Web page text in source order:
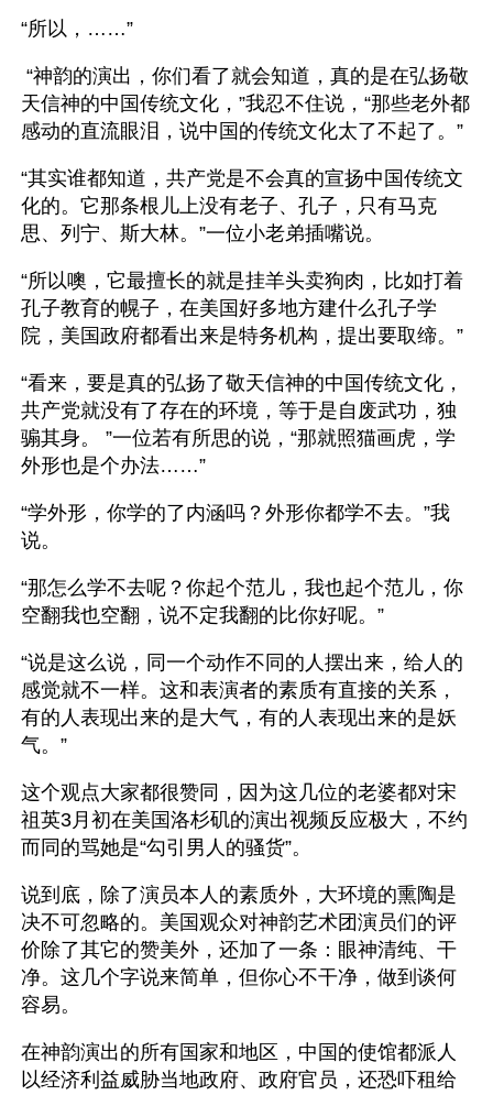
“所以，……”
天信神的中国传统文化，”我忍不住说，“那些老外都
感动的直流眼泪，说中国的传统文化太了不起了。”
“其实谁都知道，共产党是不会真的宣扬中国传统文
化的。它那条根儿上没有老子、孔子，只有马克
思、列宁、斯大林。”一位小老弟插嘴说。
“所以噢，它最擅长的就是挂羊头卖狗肉，比如打着
孔子教育的幌子，在美国好多地方建什么孔子学
院，美国政府都看出来是特务机构，提出要取缔。”
“看来，要是真的弘扬了敬天信神的中国传统文化，
共产党就没有了存在的环境，等于是自废武功，独
骟其身。 ”一位若有所思的说，“那就照猫画虎，学
外形也是个办法……”
“学外形，你学的了内涵吗？外形你都学不去。”我
说。
“那怎么学不去呢？你起个范儿，我也起个范儿，你
空翻我也空翻，说不定我翻的比你好呢。”
“说是这么说，同一个动作不同的人摆出来，给人的
感觉就不一样。这和表演者的素质有直接的关系，
有的人表现出来的是大气，有的人表现出来的是妖
气。”
这个观点大家都很赞同，因为这几位的老婆都对宋
祖英3月初在美国洛杉矶的演出视频反应极大，不约
而同的骂她是“勾引男人的骚货”。
说到底，除了演员本人的素质外，大环境的熏陶是
决不可忽略的。美国观众对神韵艺术团演员们的评
价除了其它的赞美外，还加了一条：眼神清纯、干
净。这几个字说来简单，但你心不干净，做到谈何
容易。
在神韵演出的所有国家和地区，中国的使馆都派人
以经济利益威胁当地政府、政府官员，还恐吓租给